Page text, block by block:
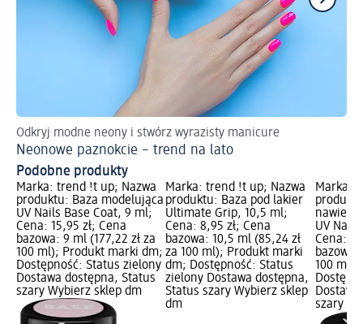
Odkryj modne neony i stwórz wyrazisty manicure
Neonowe paznokcie – trend na lato
Podobne produkty
Marka: trend !t up; Nazwa
produktu: Baza modelująca
UV Nails Base Coat, 9 ml;
Cena: 15,95 zł; Cena
bazowa: 9 ml (177,22 zł za
100 ml); Produkt marki dm;
Dostępność: Status zielony
Dostawa dostępna, Status
szary Wybierz sklep dm
Marka: trend !t up; Nazwa
produktu: Baza pod lakier
Ultimate Grip, 10,5 ml;
Cena: 8,95 zł; Cena
bazowa: 10,5 ml (85,24 zł
za 100 ml); Produkt marki
dm; Dostępność: Status
zielony Dostawa dostępna,
Status szary Wybierz sklep
dm
Marka:
UV
Cena:
bazowa:
100 ml);
szary